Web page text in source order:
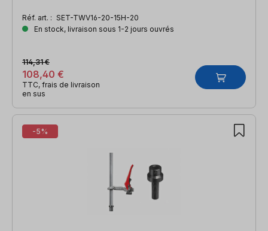
Réf. art. : SET-TWV16-20-15H-20
En stock, livraison sous 1-2 jours ouvrés
108,40 €
114,31 €
TTC, frais de livraison
en sus
-5%